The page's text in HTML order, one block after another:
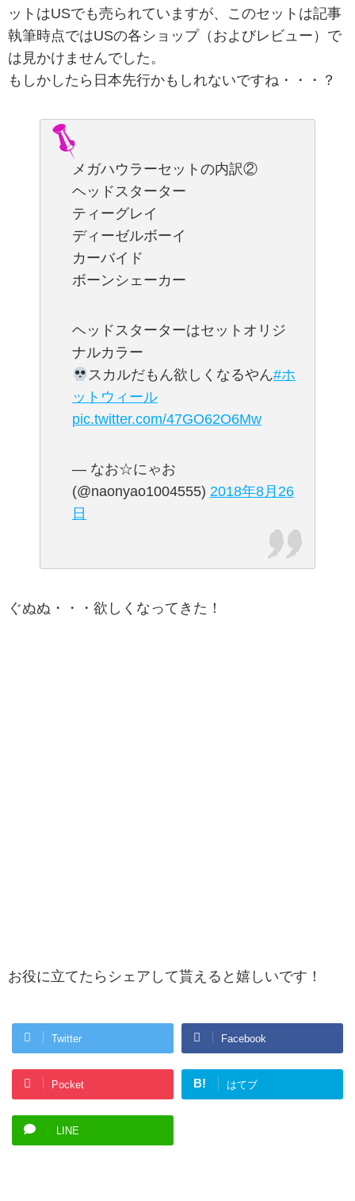
ットはUSでも売られていますが、このセットは記事
執筆時点ではUSの各ショップ（およびレビュー）で
は見かけませんでした。
もしかしたら日本先行かもしれないですね・・・？
メガハウラーセットの内訳②
ヘッドスターター
ティーグレイ
ディーゼルボーイ
カーバイド
ボーンシェーカー
ヘッドスターターはセットオリジ
ナルカラー
スカルだもん欲しくなるやん#ホ
ットウィール
pic.twitter.com/47GO62O6Mw
— なお☆にゃお
(@naonyao1004555) 2018年8月26
日
ぐぬぬ・・・欲しくなってきた！
お役に立てたらシェアして貰えると嬉しいです！
Twitter Facebook
Pocket B! はてブ
LINE